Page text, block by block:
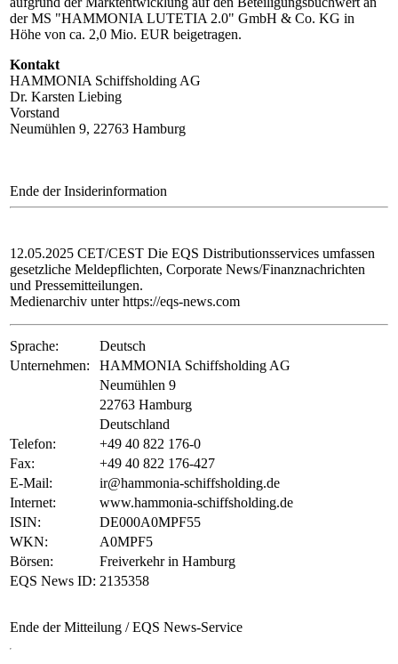
der MS "HAMMONIA LUTETIA 2.0" GmbH & Co. KG in
Höhe von ca. 2,0 Mio. EUR beigetragen.
Kontakt
HAMMONIA Schiffsholding AG
Dr. Karsten Liebing
Vorstand
Neumühlen 9, 22763 Hamburg
Ende der Insiderinformation
12.05.2025 CET/CEST Die EQS Distributionsservices umfassen
gesetzliche Meldepflichten, Corporate News/Finanznachrichten
und Pressemitteilungen.
Medienarchiv unter https://eqs-news.com
Sprache:
Deutsch
Unternehmen:
HAMMONIA Schiffsholding AG
Neumühlen 9
22763 Hamburg
Deutschland
Telefon:
+49 40 822 176-0
Fax:
+49 40 822 176-427
E-Mail:
ir@hammonia-schiffsholding.de
Internet:
www.hammonia-schiffsholding.de
ISIN:
DE000A0MPF55
WKN:
A0MPF5
Börsen:
Freiverkehr in Hamburg
EQS News ID: 2135358
Ende der Mitteilung / EQS News-Service